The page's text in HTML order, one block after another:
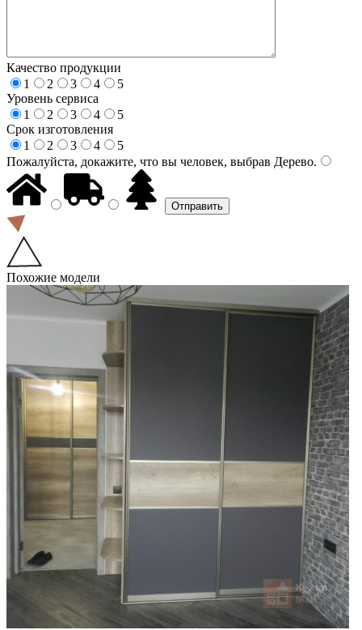
Качество продукции
1
2 3 4
5
Уровень сервиса
1
2 3 4
5
Срок изготовления
1
2 3 4
5
Пожалуйста, докажите, что вы человек, выбрав Дерево.
Похожие модели